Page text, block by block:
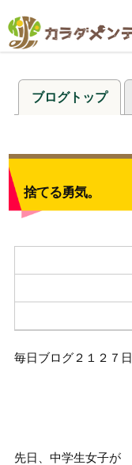
ブログトップ
捨てる勇気。
毎日ブログ２１２７日
先日、中学生女子が